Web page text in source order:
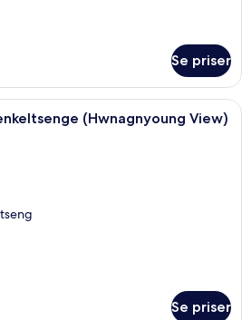
Se priser
Et moderne hotelværelse med en
(Hwnagnyoung View)
Se priser